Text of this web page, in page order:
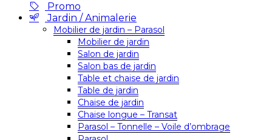
Promo
Jardin / Animalerie
Mobilier de jardin – Parasol
Mobilier de jardin
Salon de jardin
Salon bas de jardin
Table et chaise de jardin
Table de jardin
Chaise de jardin
Chaise longue – Transat
Parasol – Tonnelle – Voile d’ombrage